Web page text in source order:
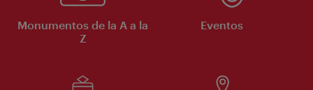
Monumentos de la A a la
Z
Eventos